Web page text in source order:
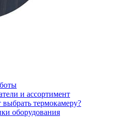
и ассортимент
термокамеру?
оборудования